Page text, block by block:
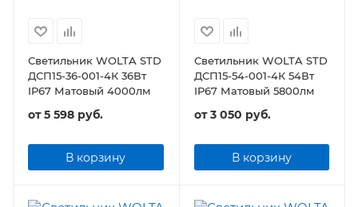
Светильник WOLTA STD
ДСП15-36-001-4К 36Вт
IP67 Матовый 4000лм
от5 598 руб.
В корзину
Светильник WOLTA STD
ДСП15-54-001-4К 54Вт
IP67 Матовый 5800лм
от3 050 руб.
В корзину